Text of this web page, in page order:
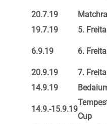
20.7.19
19.7.19
5.
6.9.19 6.
20.9.19 7.
14.9.19
14.9.-15.9.19
Cup